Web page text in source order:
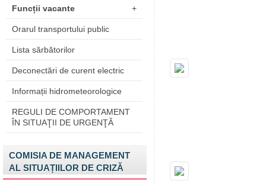
Funcții vacante +
Orarul transportului public
Lista sărbătorilor
Deconectări de curent electric
Informații hidrometeorologice
REGULI DE COMPORTAMENT
ÎN SITUAŢII DE URGENŢĂ
COMISIA DE MANAGEMENT
AL SITUAȚIILOR DE CRIZĂ